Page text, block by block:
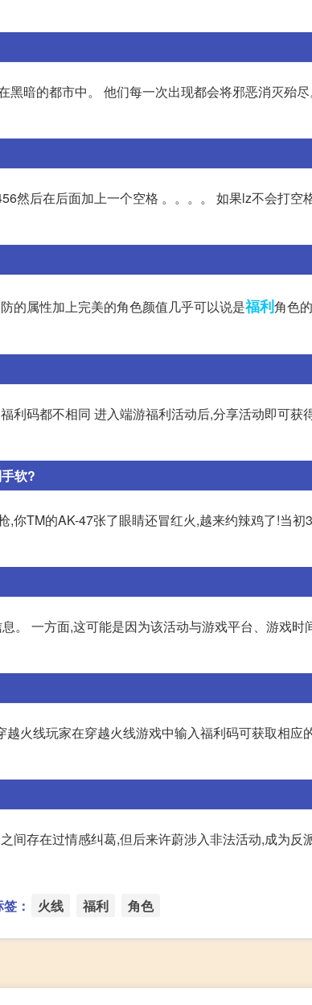
暗的都市中。 他们每一次出现都会将邪恶消灭殆
然后在后面加上一个空格 。。。。 如果lz不会打空
的属性加上完美的角色颜值几乎可以说是福利角色
利码都不相同 进入端游福利活动后,分享活动即可获
软?
你TM的AK-47张了眼睛还冒红火,越来约辣鸡了!当初
。 一方面,这可能是因为该活动与游戏平台、游戏时
火线玩家在穿越火线游戏中输入福利码可获取相应
间存在过情感纠葛,但后来许蔚涉入非法活动,成为反
： 火线 福利 角色